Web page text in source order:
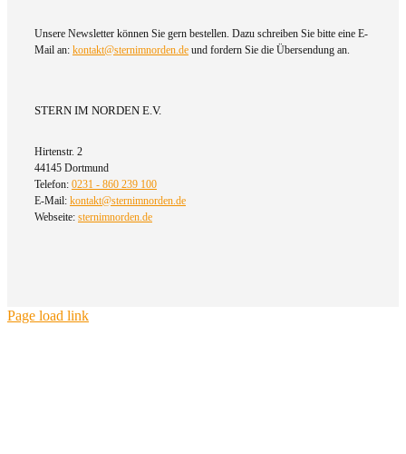
Unsere Newsletter können Sie gern bestellen. Dazu schreiben Sie bitte eine E-
Mail an: kontakt@sternimnorden.de und fordern Sie die Übersendung an.
STERN IM NORDEN E.V.
Hirtenstr. 2
44145 Dortmund
Telefon: 0231 - 860 239 100
E-Mail: kontakt@sternimnorden.de
Webseite: sternimnorden.de
Page load link